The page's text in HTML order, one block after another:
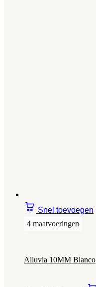
Snel toevoegen
4 maatvoeringen
Alluvia 10MM Bianco